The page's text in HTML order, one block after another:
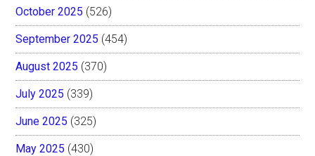
October 2025 (526)
September 2025 (454)
August 2025 (370)
July 2025 (339)
June 2025 (325)
May 2025 (430)